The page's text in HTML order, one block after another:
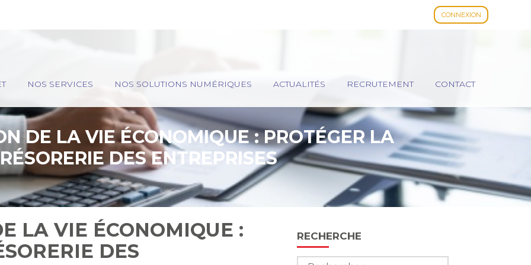
CONNEXION
NOS SERVICES NOS SOLUTIONS NUMÉRIQUES ACTUALITÉS RECRUTEMENT CONTACT
DE LA VIE ÉCONOMIQUE : PROTÉGER LA
DES ENTREPRISES
LA VIE ÉCONOMIQUE :
DES
Blog
sidebar
RECHERCHE
Rechercher :